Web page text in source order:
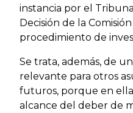
instancia por el
Decisión de la
procedimiento de
Se trata, además, de
relevante para otros
futuros, porque en ella
alcance del deber de